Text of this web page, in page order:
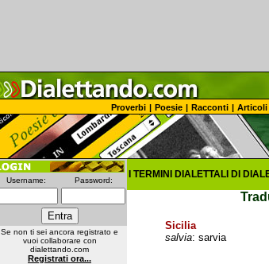
Proverbi | Poesie | Racconti | Articoli
Username: Password:
Se non ti sei ancora registrato e
vuoi collaborare con
dialettando.com
Registrati ora...
I TERMINI DIALETTALI DI
Sicilia
salvia: sarvia